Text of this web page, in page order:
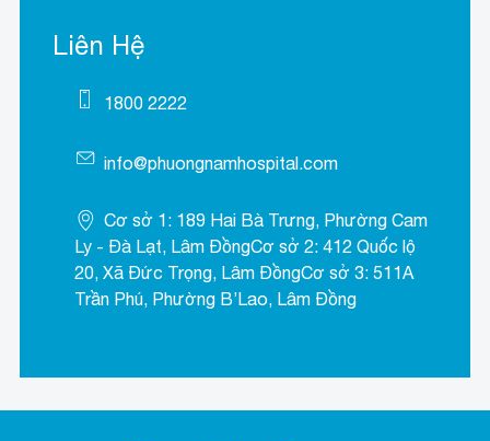
Liên Hệ
1800 2222
info@phuongnamhospital.com
Cơ sở 1: 189 Hai Bà Trưng, Phường Cam
Ly - Đà Lạt, Lâm ĐồngCơ sở 2: 412 Quốc lộ
20, Xã Đức Trọng, Lâm ĐồngCơ sở 3: 511A
Trần Phú, Phường B’Lao, Lâm Đồng